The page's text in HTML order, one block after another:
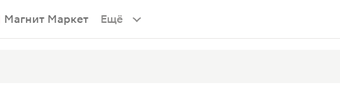
Магнит Маркет Ещё